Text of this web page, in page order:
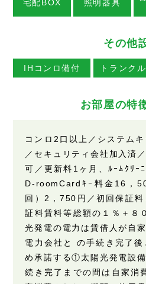
宅配BOX 照明器具
その他
IHコンロ備付 トランク
お部屋の特
コンロ2口以上／システム
／セキュリティ会社加入済
可／更新料1ヶ月、ﾙｰﾑｸﾘｰ
D-roomCardｷｰ料金16，
回）2，750円／初回保証
証料賃料等総額の１％＋８
光発電の電力は賃借人が自
電力会社と の手続き完了
め承諾する①太陽光発電設
続き完了までの間は自家